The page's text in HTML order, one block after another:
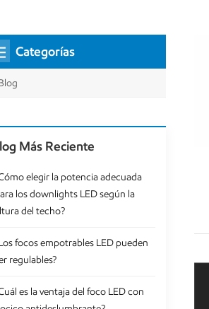
Categorías
Más Reciente
elegir la potencia adecuada
los downlights LED según la
del techo?
focos empotrables LED pueden
regulables?
es la ventaja del foco LED con